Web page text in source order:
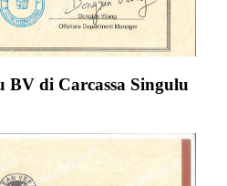
di Carcassa Singulu